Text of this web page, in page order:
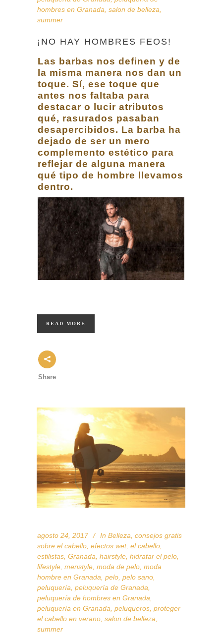
hombres en Granada salon de belleza
summer
¡NO HAY HOMBRES FEOS!
Las barbas nos definen y de
la misma manera nos dan un
toque. Sí, ese toque que
antes nos faltaba para
destacar o lucir atributos
qué, rasurados pasaban
desapercibidos. La barba ha
dejado de ser un mero
complemento estético para
reflejar de alguna manera
qué tipo de hombre llevamos
dentro.
READ MORE
Share
agosto 24, 2017 In Belleza consejos gratis
sobre el cabello efectos wet, el cabello
estilistas Granada hairstyle hidratar el pelo
lifestyle menstyle moda de pelo moda
hombre en Granada pelo pelo sano
peluquería peluquería de Granada
peluquería de hombres en Granada
peluquería en Granada peluqueros proteger
el cabello en verano salon de belleza
summer